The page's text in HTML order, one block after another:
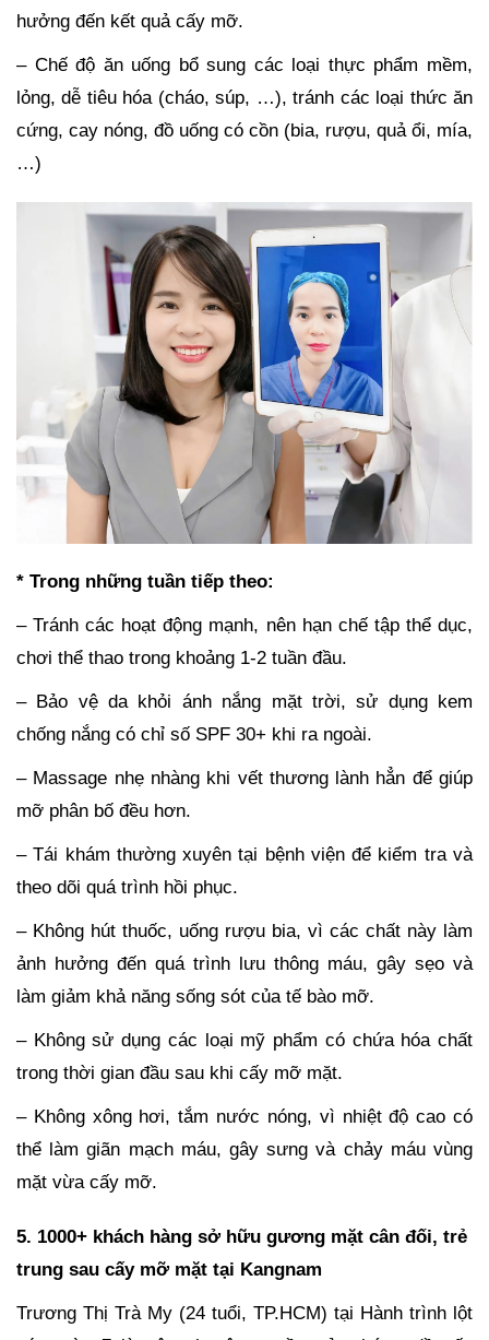
hưởng đến kết quả cấy mỡ.
– Chế độ ăn uống bổ sung các loại thực phẩm mềm,
lỏng, dễ tiêu hóa (cháo, súp, …), tránh các loại thức ăn
cứng, cay nóng, đồ uống có cồn (bia, rượu, quả ổi, mía,
…)
* Trong những tuần tiếp theo:
– Tránh các hoạt động mạnh, nên hạn chế tập thể dục,
chơi thể thao trong khoảng 1-2 tuần đầu.
– Bảo vệ da khỏi ánh nắng mặt trời, sử dụng kem
chống nắng có chỉ số SPF 30+ khi ra ngoài.
– Massage nhẹ nhàng khi vết thương lành hẳn để giúp
mỡ phân bố đều hơn.
– Tái khám thường xuyên tại bệnh viện để kiểm tra và
theo dõi quá trình hồi phục.
– Không hút thuốc, uống rượu bia, vì các chất này làm
ảnh hưởng đến quá trình lưu thông máu, gây sẹo và
làm giảm khả năng sống sót của tế bào mỡ.
– Không sử dụng các loại mỹ phẩm có chứa hóa chất
trong thời gian đầu sau khi cấy mỡ mặt.
– Không xông hơi, tắm nước nóng, vì nhiệt độ cao có
thể làm giãn mạch máu, gây sưng và chảy máu vùng
mặt vừa cấy mỡ.
5. 1000+ khách hàng sở hữu gương mặt cân đối, trẻ
trung sau cấy mỡ mặt tại Kangnam
Trương Thị Trà My (24 tuổi, TP.HCM) tại Hành trình lột